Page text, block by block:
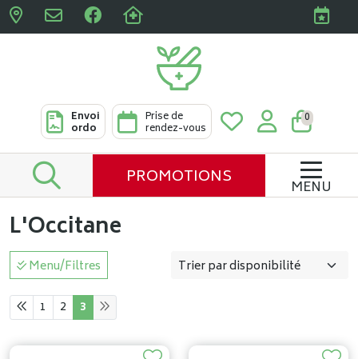
Pharmacies Clabots &
Envoi
ordo
Prise de
rendez-vous
0
PROMOTIONS MENU
L'Occitane
Menu/Filtres
1 2 3